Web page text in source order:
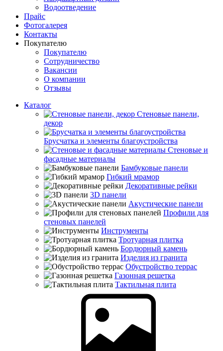
Водоотведение
Прайс
Фотогалерея
Контакты
Покупателю
Покупателю
Сотрудничество
Вакансии
О компании
Отзывы
Каталог
Стеновые панели,
декор
Брусчатка и элементы благоустройства
Стеновые и
фасадные материалы
Бамбуковые панели
Гибкий мрамор
Декоративные рейки
3D панели
Акустические панели
Профили для
стеновых панелей
Инструменты
Тротуарная плитка
Бордюрный камень
Изделия из гранита
Обустройство террас
Газонная решетка
Тактильная плита